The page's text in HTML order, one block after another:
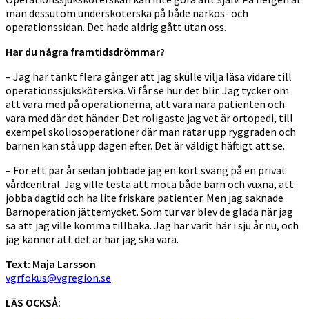
man dessutom undersköterska på både narkos- och
operationssidan. Det hade aldrig gått utan oss.
Har du några framtidsdrömmar?
– Jag har tänkt flera gånger att jag skulle vilja läsa vidare till
operationssjuksköterska. Vi får se hur det blir. Jag tycker om
att vara med på operationerna, att vara nära patienten och
vara med där det händer. Det roligaste jag vet är ortopedi, till
exempel skoliosoperationer där man rätar upp ryggraden och
barnen kan stå upp dagen efter. Det är väldigt häftigt att se.
– För ett par år sedan jobbade jag en kort sväng på en privat
vårdcentral. Jag ville testa att möta både barn och vuxna, att
jobba dagtid och ha lite friskare patienter. Men jag saknade
Barnoperation jättemycket. Som tur var blev de glada när jag
sa att jag ville komma tillbaka. Jag har varit här i sju år nu, och
jag känner att det är här jag ska vara.
Text: Maja Larsson
vgrfokus@vgregion.se
LÄS OCKSÅ: